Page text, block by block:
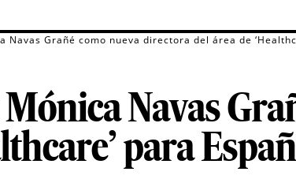
Navas Grañé como nueva directora del área de
Navas
para